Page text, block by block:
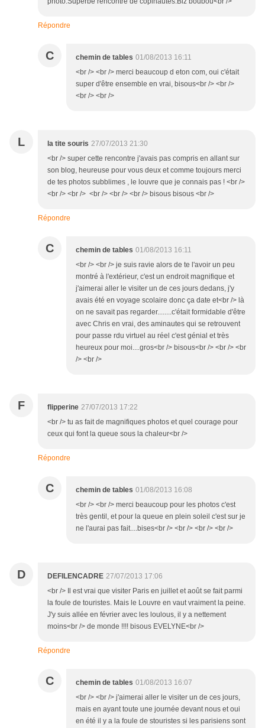
Répondre
C chemin de tables 01/08/2013 16:11
<br /> <br /> merci beaucoup d eton com, oui c'était
super d'être ensemble en vrai, bisous<br /> <br />
<br /> <br />
L la tite souris 27/07/2013 21:30
<br /> super cette rencontre j'avais pas compris en allant sur
son blog, heureuse pour vous deux et comme toujours merci
de tes photos subblimes , le louvre que je connais pas ! <br />
<br /> <br /> <br /> <br /> <br /> bisous bisous <br />
Répondre
C chemin de tables 01/08/2013 16:11
<br /> <br /> je suis ravie alors de te l'avoir un peu
montré à l'extérieur, c'est un endroit magnifique et
j'aimerai aller le visiter un de ces jours dedans, j'y
avais été en voyage scolaire donc ça date et<br /> là
on ne savait pas regarder........c'était formidable d'être
avec Chris en vrai, des aminautes qui se retrouvent
pour passe rdu virtuel au réel c'est génial et très
heureux pour moi....gros<br /> bisous<br /> <br /> <br
/> <br />
F flipperine 27/07/2013 17:22
<br /> tu as fait de magnifiques photos et quel courage pour
ceux qui font la queue sous la chaleur<br />
Répondre
C chemin de tables 01/08/2013 16:08
<br /> <br /> merci beaucoup pour les photos c'est
très gentil, et pour la queue en plein soleil c'est sur je
ne l'aurai pas fait....bises<br /> <br /> <br /> <br />
D DEFILENCADRE 27/07/2013 17:06
<br /> Il est vrai que visiter Paris en juillet et août se fait parmi
la foule de touristes. Mais le Louvre en vaut vraiment la peine.
J'y suis allée en février avec les loulous, il y a nettement
moins<br /> de monde !!!! bisous EVELYNE<br />
Répondre
C chemin de tables 01/08/2013 16:07
<br /> <br /> j'aimerai aller le visiter un de ces jours,
mais en ayant toute une journée devant nous et oui
en été il y a la foule de stouristes si les parisiens sont